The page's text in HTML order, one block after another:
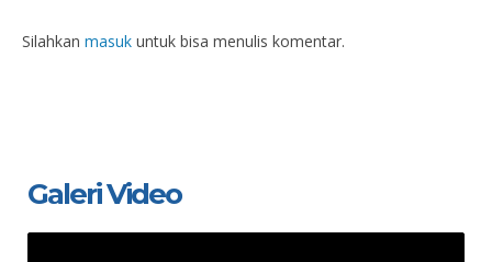
Silahkan masuk untuk bisa menulis komentar.
Galeri Video